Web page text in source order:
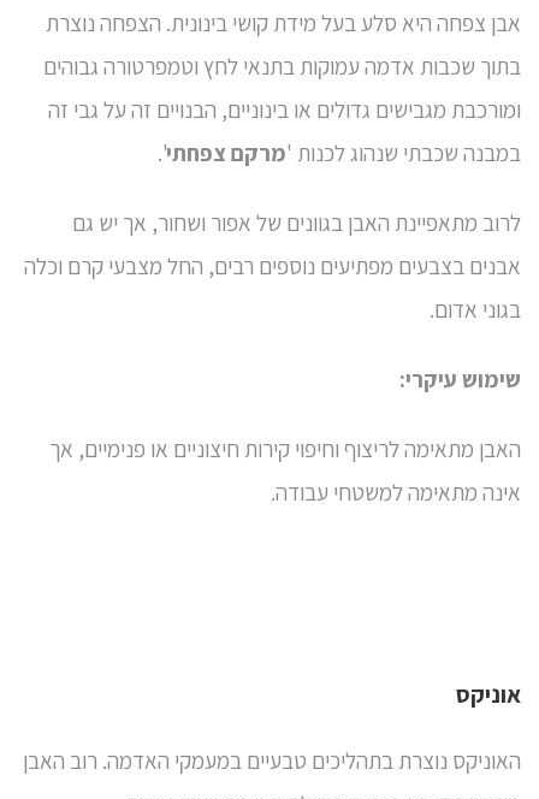
אבן צפחה היא סלע בעל מידת קושי בינונית. הצפחה נוצרת
בתוך שכבות אדמה עמוקות בתנאי לחץ וטמפרטורה גבוהים
ומורכבת מגבישים גדולים או בינוניים, הבנויים זה על גבי זה
במבנה שכבתי שנהוג לכנות 'מרקם צפחתי'.
לרוב מתאפיינת האבן בגוונים של אפור ושחור, אך יש גם
אבנים בצבעים מפתיעים נוספים רבים, החל מצבעי קרם וכלה
בגוני אדום.
שימוש עיקרי:
האבן מתאימה לריצוף וחיפוי קירות חיצוניים או פנימיים, אך
אינה מתאימה למשטחי עבודה.
אוניקס
האוניקס נוצרת בתהליכים טבעיים במעמקי האדמה. רוב האבן